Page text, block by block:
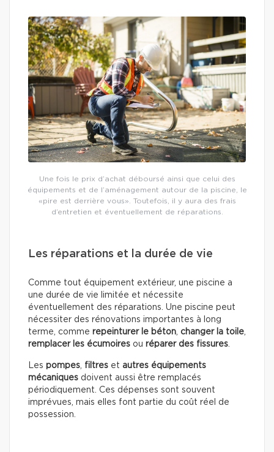
Une fois le prix d’achat déboursé ainsi que celui des
équipements et de l’aménagement autour de la piscine, le
«pire est derrière vous». Toutefois, il y aura des frais
d’entretien et éventuellement de réparations.
Les réparations et la durée de vie
Comme tout équipement extérieur, une piscine a
une durée de vie limitée et nécessite
éventuellement des réparations. Une piscine peut
nécessiter des rénovations importantes à long
terme, comme repeinturer le béton changer la toile
remplacer les écumoires ou réparer des fissures
Les pompes filtres et autres équipements
mécaniques doivent aussi être remplacés
périodiquement. Ces dépenses sont souvent
imprévues, mais elles font partie du coût réel de
possession.